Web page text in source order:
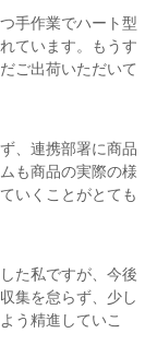
手作業でハート型
ています。もうす
ご出荷いただいて
、連携部署に商品
も商品の実際の様
いくことがとても
た私ですが、今後
集を怠らず、少し
う精進していこ